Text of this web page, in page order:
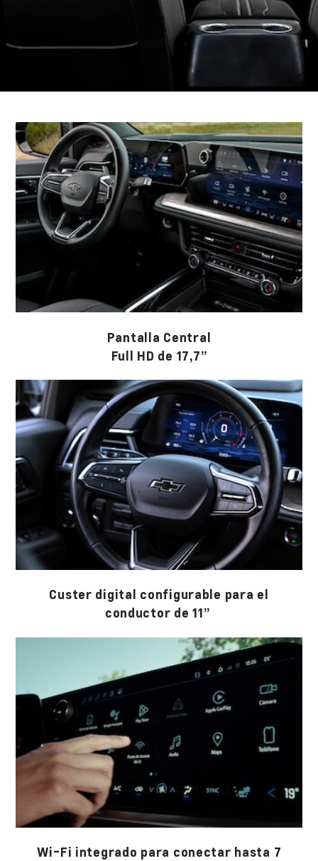
Pantalla Central
Full HD de 17,7”
Custer digital configurable para el
conductor de 11”
Wi-Fi integrado para conectar hasta 7